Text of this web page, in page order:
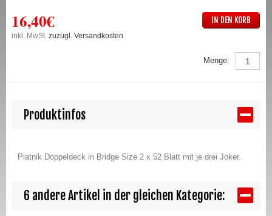
16,40€
inkl. MwSt.zuzügl. Versandkosten
IN DEN KORB
Menge:
Produktinfos
Piatnik Doppeldeck in Bridge Size 2 x 52 Blatt mit je drei Joker.
6 andere Artikel in der gleichen Kategorie: